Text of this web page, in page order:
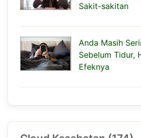
Sakit-sakitan
Anda Masih
Sebelum Tidur,
Efeknya